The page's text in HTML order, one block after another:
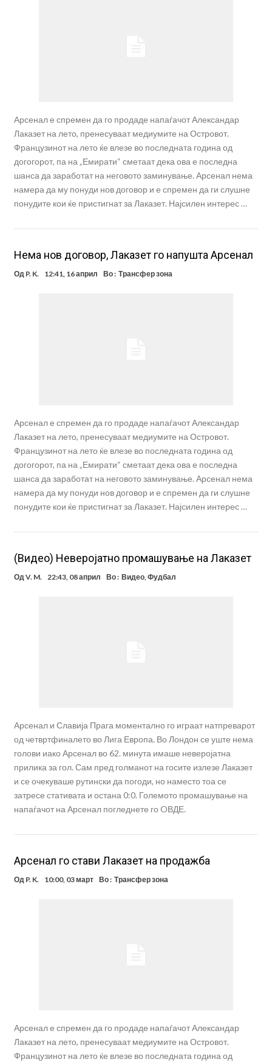
Арсенал е спремен да го продаде напаѓачот Александар
Лаказет на лето, пренесуваат медиумите на Островот.
Французинот на лето ќе влезе во последната година од
догогорот, па на „Емирати“ сметаат дека ова е последна
шанса да заработат на неговото заминување. Арсенал нема
намера да му понуди нов договор и е спремен да ги слушне
понудите кои ќе пристигнат за Лаказет. Најсилен интерес …
Нема нов договор, Лаказет го напушта Арсенал
Од P. K. 12:41, 16 април Во : Трансфер зона
Арсенал е спремен да го продаде напаѓачот Александар
Лаказет на лето, пренесуваат медиумите на Островот.
Французинот на лето ќе влезе во последната година од
догогорот, па на „Емирати“ сметаат дека ова е последна
шанса да заработат на неговото заминување. Арсенал нема
намера да му понуди нов договор и е спремен да ги слушне
понудите кои ќе пристигнат за Лаказет. Најсилен интерес …
(Видео) Неверојатно промашување на Лаказет
Од V. M. 22:43, 08 април Во : Видео, Фудбал
Арсенал и Славија Прага моментално го играат натпреварот
од четвртфиналето во Лига Европа. Во Лондон се уште нема
голови иако Арсенал во 62. минута имаше неверојатна
прилика за гол. Сам пред голманот на госите излезе Лаказет
и се очекуваше рутински да погоди, но наместо тоа се
затресе стативата и остана 0:0. Големото промашување на
напаѓачот на Арсенал погледнете го OВДЕ.
Арсенал го стави Лаказет на продажба
Од P. K. 10:00, 03 март Во : Трансфер зона
Арсенал е спремен да го продаде напаѓачот Александар
Лаказет на лето, пренесуваат медиумите на Островот.
Французинот на лето ќе влезе во последната година од